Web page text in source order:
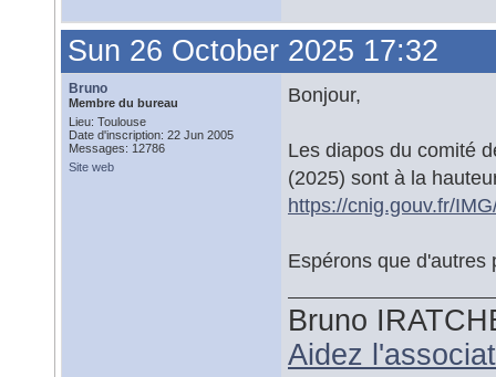
Sun 26 October 2025 17:32
Bruno
Membre du bureau
Lieu: Toulouse
Date d'inscription: 22 Jun 2005
Messages: 12786
Site web
Bonjour,
Les diapos du comité
(2025) sont à la
https://cnig.gouv.fr/
Espérons que d'autres
Bruno
Aidez